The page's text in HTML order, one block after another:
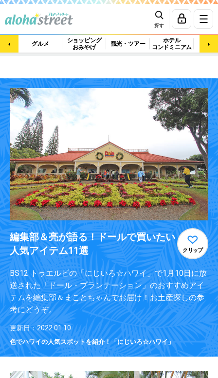
探す
グルメ
ショッピング
おみやげ
観光・ツアー
ホテル
コンドミニアム
マッ
編集部＆亮が語る！ドールで買いたい
人気アイテム11選
クリップ
BS12 トゥエルビの「にじいろ☆ハワイ」で1月10日に放
送された「ドール・プランテーション」のおすすめアイ
テムを編集部＆まことちゃんでお届け！お土産探しの参
考にどうぞ。
更新日：2022.01.10
色でハワイの人気スポットを紹介！「にじいろ☆ハワイ」